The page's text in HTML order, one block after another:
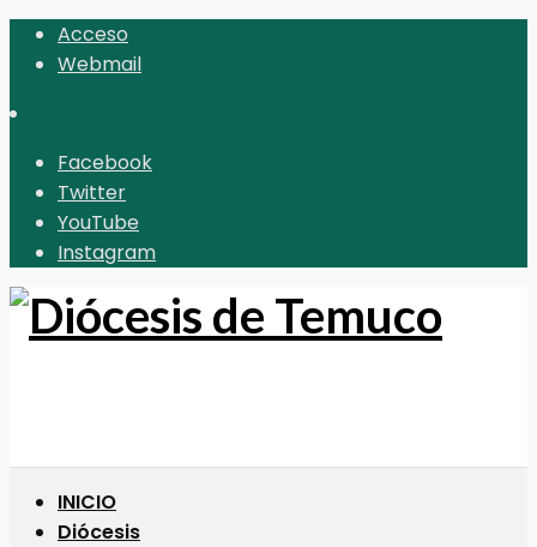
Acceso
Webmail
Facebook
Twitter
YouTube
Instagram
INICIO
Diócesis